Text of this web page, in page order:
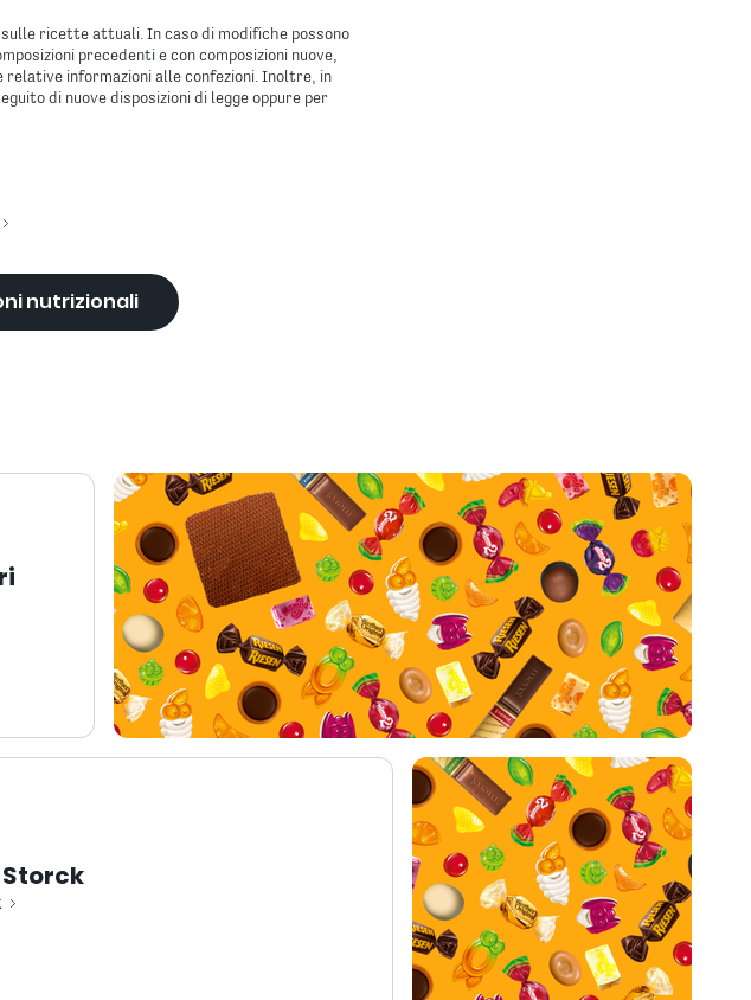
ricette attuali. In caso di modifiche possono
precedenti e con composizioni nuove,
relative informazioni alle confezioni. Inoltre, in
di nuove disposizioni di legge oppure per
nutrizionali